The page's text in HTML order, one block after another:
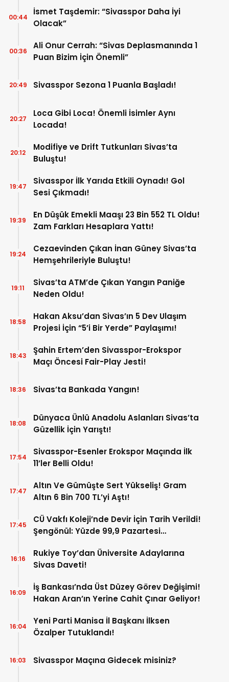
İsmet Taşdemir: “Sivasspor Daha İyi
Olacak”
00:44
Ali Onur Cerrah: “Sivas Deplasmanında 1
Puan Bizim İçin Önemli”
00:36
Sivasspor Sezona 1 Puanla Başladı!
20:49
Loca Gibi Loca! Önemli İsimler Aynı
Locada!
20:27
Modifiye ve Drift Tutkunları Sivas’ta
Buluştu!
20:12
Sivasspor İlk Yarıda Etkili Oynadı! Gol
Sesi Çıkmadı!
19:47
En Düşük Emekli Maaşı 23 Bin 552 TL Oldu!
Zam Farkları Hesaplara Yattı!
19:39
Cezaevinden Çıkan İnan Güney Sivas’ta
Hemşehrileriyle Buluştu!
19:24
Sivas’ta ATM’de Çıkan Yangın Paniğe
Neden Oldu!
19:11
Hakan Aksu’dan Sivas’ın 5 Dev Ulaşım
Projesi İçin “5’i Bir Yerde” Paylaşımı!
18:58
Şahin Ertem’den Sivasspor-Erokspor
Maçı Öncesi Fair-Play Jesti!
18:43
Sivas’ta Bankada Yangın!
18:36
Dünyaca Ünlü Anadolu Aslanları Sivas’ta
Güzellik İçin Yarıştı!
18:08
Sivasspor-Esenler Erokspor Maçında İlk
11’ler Belli Oldu!
17:54
Altın Ve Gümüşte Sert Yükseliş! Gram
Altın 6 Bin 700 TL’yi Aştı!
17:47
CÜ Vakfı Koleji’nde Devir İçin Tarih Verildi!
Şengönül: Yüzde 99,9 Pazartesi
17:45
Rukiye Toy’dan Üniversite Adaylarına
Sivas Daveti!
16:16
İş Bankası’nda Üst Düzey Görev Değişimi!
Hakan Aran’ın Yerine Cahit Çınar Geliyor!
16:09
Yeni Parti Manisa İl Başkanı İlksen
Özalper Tutuklandı!
16:04
Sivasspor Maçına Gidecek misiniz?
16:03